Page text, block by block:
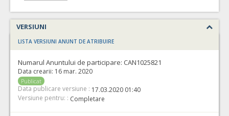
VERSIUNI
LISTA VERSIUNI ANUNT DE ATRIBUIRE
Numarul Anuntului de participare: CAN1025821
Data crearii: 16 mar. 2020
Publicat
Data publicare versiune : 17.03.2020 01:40
Versiune pentru: : Completare